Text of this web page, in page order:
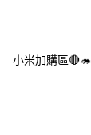
小米加購區🔴🦔